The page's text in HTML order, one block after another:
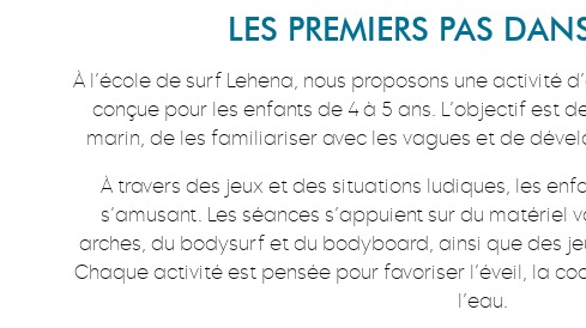
LES PREMIERS PAS
À l’école de surf Lehena, nous proposons une activité
conçue pour les enfants de 4 à 5 ans. L’objectif est
marin, de les familiariser avec les vagues et de
À travers des jeux et des situations ludiques, les
s’amusant. Les séances s’appuient sur du matériel
arches, du bodysurf et du bodyboard, ainsi que des
Chaque activité est pensée pour favoriser l’éveil, la
l’eau.